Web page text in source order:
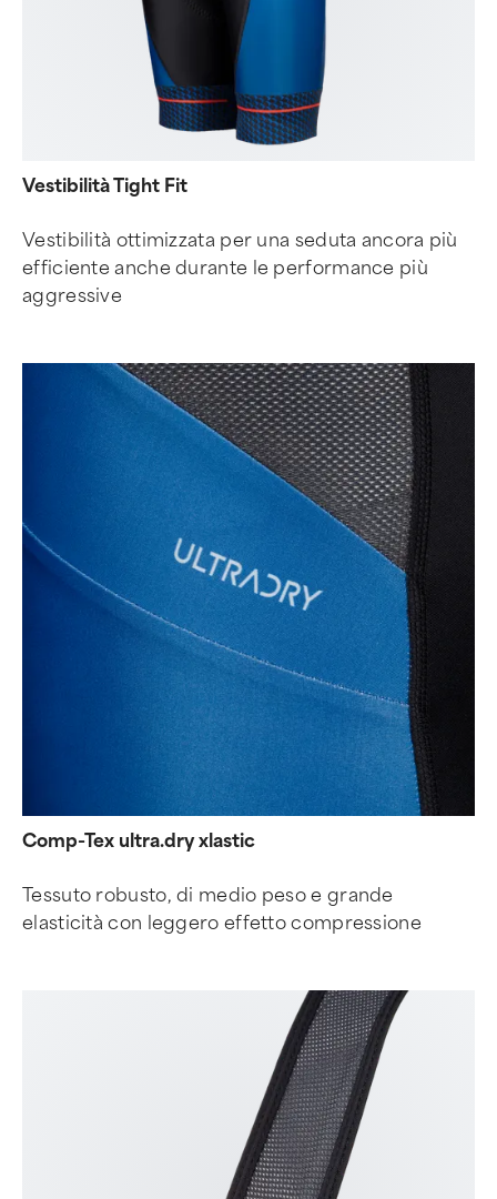
Vestibilità Tight Fit
Vestibilità ottimizzata per una seduta ancora più
efficiente anche durante le performance più
aggressive
Comp-Tex ultra.dry xlastic
Tessuto robusto, di medio peso e grande
elasticità con leggero effetto compressione